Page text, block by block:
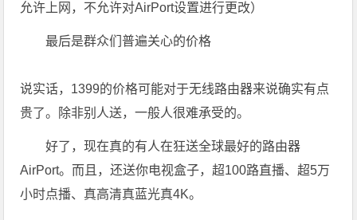
允许上网，不允许对AirPort设置进行更改）
最后是群众们普遍关心的价格
说实话，1399的价格可能对于无线路由器来说确实有点
贵了。除非别人送，一般人很难承受的。
好了，现在真的有人在狂送全球最好的路由器
AirPort。而且，还送你电视盒子，超100路直播、超5万
小时点播、真高清真蓝光真4K。